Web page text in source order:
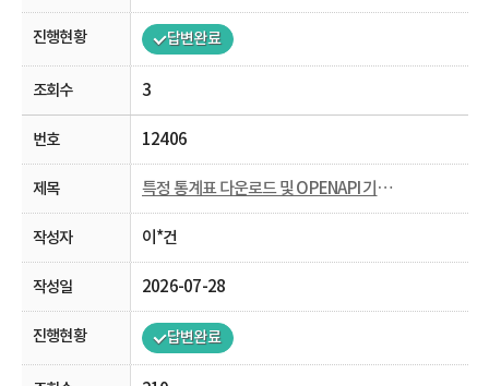
답변완료
3
12406
특정 통계표 다운로드 및 OPENAPI 기능 비활성화
이*건
2026-07-28
답변완료